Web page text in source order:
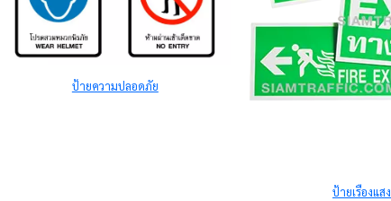
ป้ายความปลอดภัย
ป้ายเรืองแสง